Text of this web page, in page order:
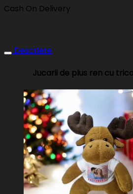
Cash On Delivery
Descriere
Jucarii de plus ren cu